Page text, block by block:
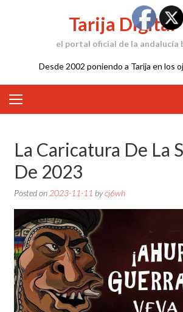
Tarija Digital
el portal oficial de la andalucía
Desde 2002 poniendo a Tarija en los
La Caricatura De La
De 2023
Posted on 2023-11-11 bycj6wh